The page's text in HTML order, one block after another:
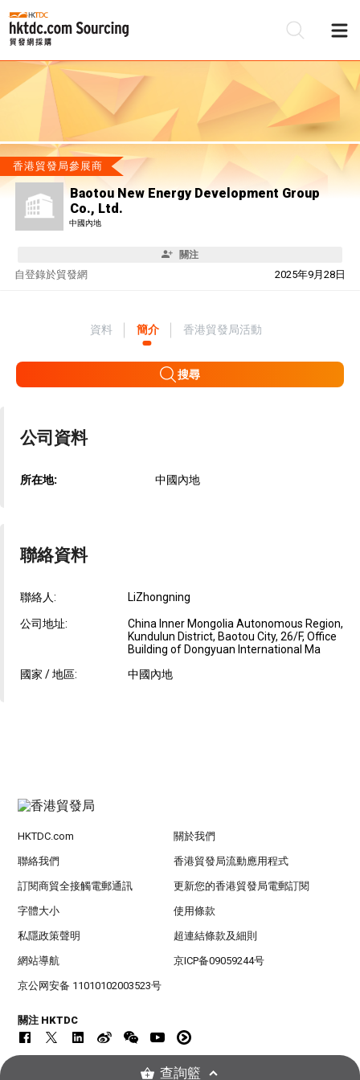
香港貿發局參展商
Baotou New Energy Development Group
Co., Ltd.
中國內地
關注
自 2025年9月28日
登錄於貿發網
資料 簡介 香港貿發局活動
搜尋
公司資料
所在地: 中國內地
聯絡資料
聯絡人: LiZhongning
公司地址:
China Inner Mongolia Autonomous Region,
Kundulun District, Baotou City, 26/F, Office
Building of Dongyuan International Ma
國家 / 地區:
中國內地
HKTDC.com 關於我們
聯絡我們 香港貿發局流動應用程式
訂閱商貿全接觸電郵通訊 更新您的香港貿發局電郵訂閱
字體大小 使用條款
私隱政策聲明 超連結條款及細則
網站導航 京ICP备09059244号
京公网安备 11010102003523号
關注 HKTDC
查詢籃